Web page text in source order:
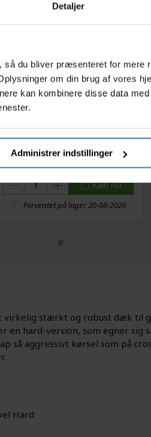
Detaljer
du bliver præsenteret for mere
om din brug af vores
kan kombinere disse data
Administrer indstillinger
Dækjern og løse
selvklæbende lapper
61,00kr.
Køb nu
Forventet på lager 20-08-2026
virkelig stærkt og robust dæk til
en hard-version, som egner
så aggressivt kørsel som på
Hard